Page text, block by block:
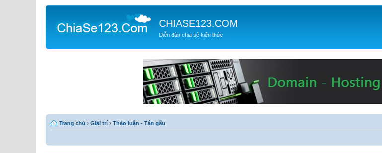
CHIASE123.COM
Diễn đàn chia sẻ kiến thức
Trang chủ › Giải trí › Thảo luận - Tán gẫu